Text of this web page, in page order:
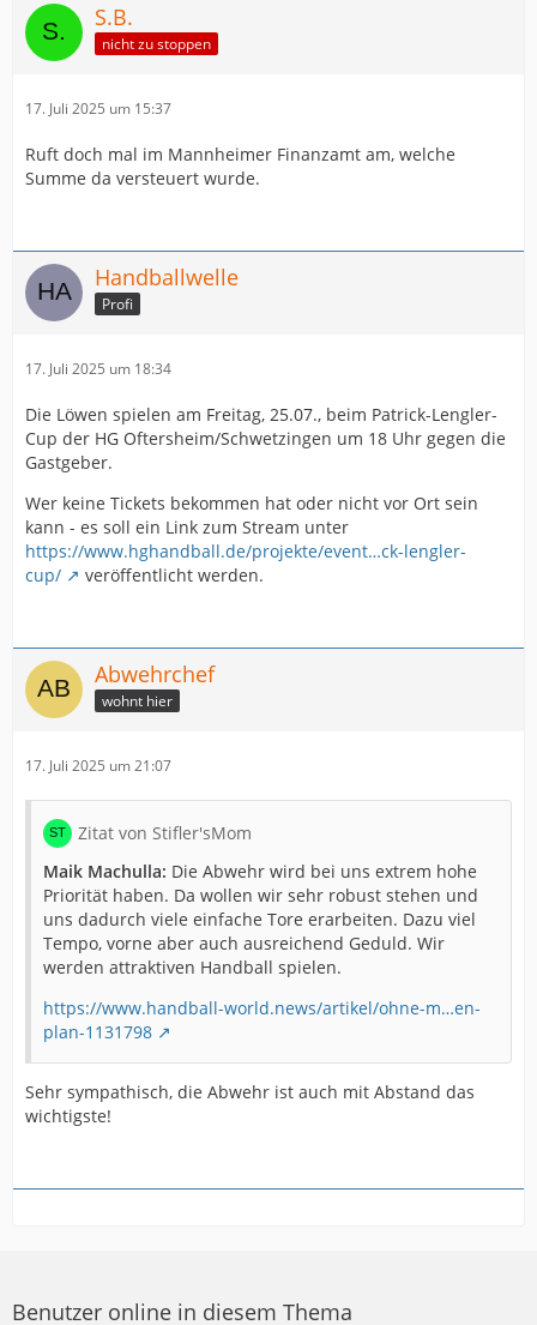
S.B.
nicht zu stoppen
17. Juli 2025 um 15:37
Ruft doch mal im Mannheimer Finanzamt am, welche
Summe da versteuert wurde.
Handballwelle
Profi
17. Juli 2025 um 18:34
Die Löwen spielen am Freitag, 25.07., beim Patrick-Lengler-
Cup der HG Oftersheim/Schwetzingen um 18 Uhr gegen die
Gastgeber.
Wer keine Tickets bekommen hat oder nicht vor Ort sein
kann - es soll ein Link zum Stream unter
https://www.hghandball.de/projekte/event…ck-lengler-
cup/
veröffentlicht werden.
Abwehrchef
wohnt hier
17. Juli 2025 um 21:07
Zitat von Stifler'sMom
Maik Machulla: Die Abwehr wird bei uns extrem hohe
Priorität haben. Da wollen wir sehr robust stehen und
uns dadurch viele einfache Tore erarbeiten. Dazu viel
Tempo, vorne aber auch ausreichend Geduld. Wir
werden attraktiven Handball spielen.
https://www.handball-world.news/artikel/ohne-m…en-
plan-1131798
Sehr sympathisch, die Abwehr ist auch mit Abstand das
wichtigste!
Benutzer online in diesem Thema